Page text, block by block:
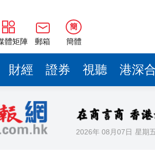
體矩陣 郵箱
簡
簡體
財經 證券 視聽 港深
2026年 08月07日 星期